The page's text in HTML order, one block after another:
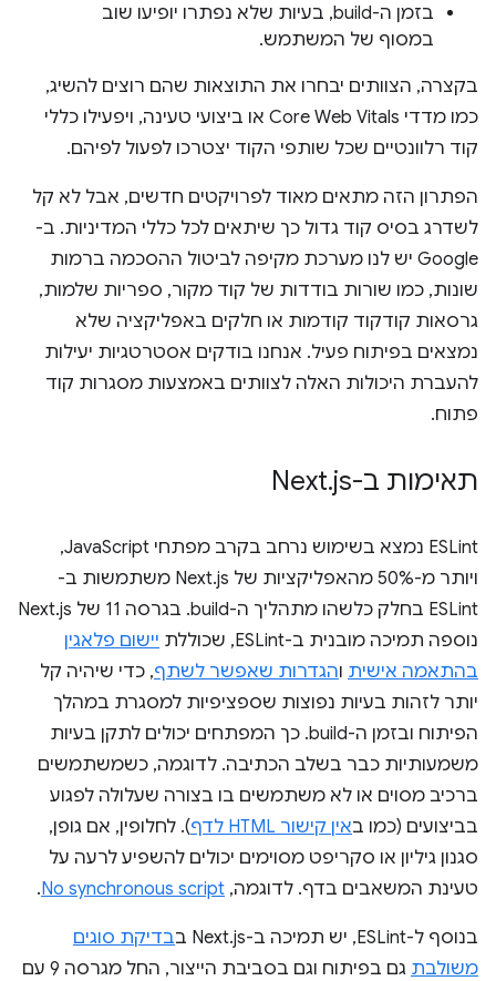
בזמן ה-build, בעיות שלא נפתרו יופיעו שוב
במסוף של המשתמש.
בקצרה, הצוותים יבחרו את התוצאות שהם רוצים להשיג,
כמו מדדי Core Web Vitals או ביצועי טעינה, ויפעילו כללי
קוד רלוונטיים שכל שותפי הקוד יצטרכו לפעול לפיהם.
הפתרון הזה מתאים מאוד לפרויקטים חדשים, אבל לא קל
לשדרג בסיס קוד גדול כך שיתאים לכל כללי המדיניות. ב-
Google יש לנו מערכת מקיפה לביטול ההסכמה ברמות
שונות, כמו שורות בודדות של קוד מקור, ספריות שלמות,
גרסאות קודקוד קודמות או חלקים באפליקציה שלא
נמצאים בפיתוח פעיל. אנחנו בודקים אסטרטגיות יעילות
להעברת היכולות האלה לצוותים באמצעות מסגרות קוד
פתוח.
תאימות ב-Next .js
ESLint נמצא בשימוש נרחב בקרב מפתחי JavaScript,
ויותר מ-50% מהאפליקציות של Next.js משתמשות ב-
ESLint בחלק כלשהו מתהליך ה-build. בגרסה 11 של Next.js
נוספה תמיכה מובנית ב-ESLint, שכוללת
יישום פלאגין
בהתאמה אישית והגדרות שאפשר לשתף, כדי שיהיה קל
יותר לזהות בעיות נפוצות שספציפיות למסגרת במהלך
הפיתוח ובזמן ה-build. כך המפתחים יכולים לתקן בעיות
משמעותיות כבר בשלב הכתיבה. לדוגמה, כשמשתמשים
ברכיב מסוים או לא משתמשים בו בצורה שעלולה לפגוע
בביצועים (כמו באין קישור HTML לדף
). לחלופין, אם גופן,
סגנון גיליון או סקריפט מסוימים יכולים להשפיע לרעה על
טעינת המשאבים בדף. לדוגמה, No synchronous script
.
בנוסף ל-ESLint, יש תמיכה ב-Next.js ב
בדיקת סוגים
משולבת
גם בפיתוח וגם בסביבת הייצור, החל מגרסה 9 עם